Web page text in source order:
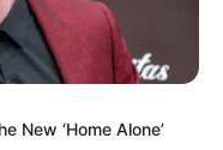
Los lácteos, los
y las semillas son
la zanahoria o
de forma natural
New ‘Home Alone’